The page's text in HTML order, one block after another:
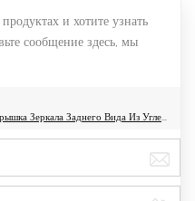
и хотите узнать
сообщение здесь, мы
Корпус Бокового Зеркала Заднего Вида Крышка Зеркала Заднего Вида Из Углеродного Волокна Для BMW F80 M3 F82 M4 Комплект Углеродных Крышек Для Зеркал